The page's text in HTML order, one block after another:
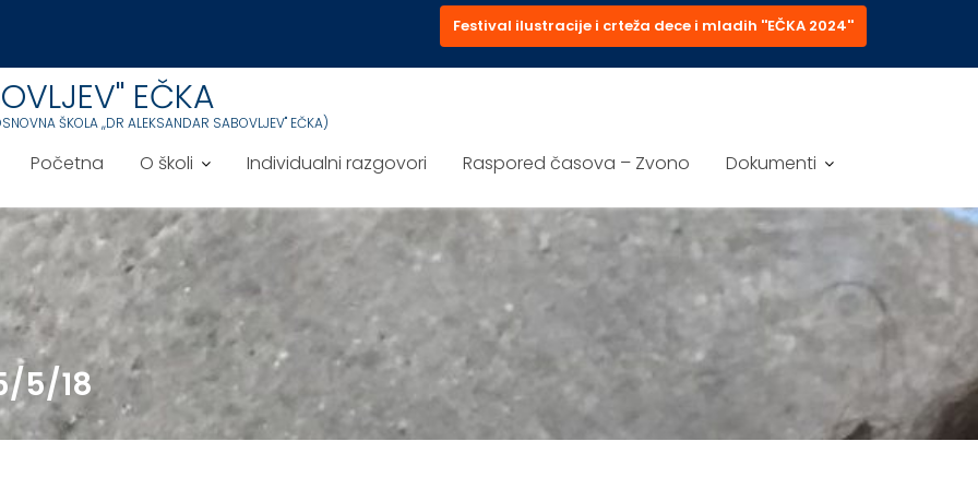
Festival ilustracije i crteža dece i mladih ''EČKA 2024''
EČKA
ŠKOLA ,,DR ALEKSANDAR SABOVLJEV'' EČKA)
Početna O školi Individualni razgovori Raspored časova – Zvono Dokumenti
5/18